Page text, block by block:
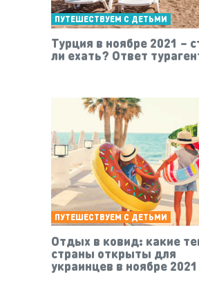
ПУТЕШЕСТВУЕМ С ДЕТЬМИ
Турция в ноябре 2021 –
ли ехать? Ответ
ПУТЕШЕСТВУЕМ С ДЕТЬМИ
Отдых в ковид: какие
страны открыты для
украинцев в ноябре 2021